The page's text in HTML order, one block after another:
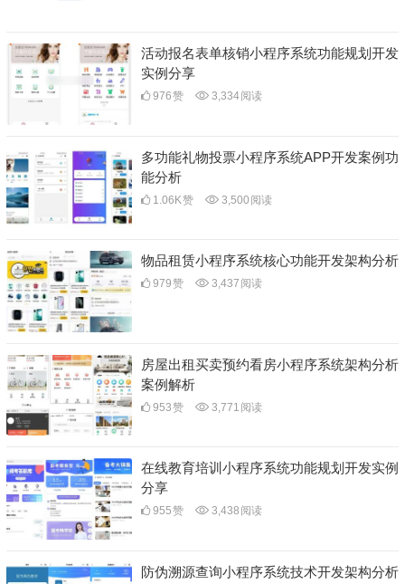
活动报名表单核销小程序系统功能规划开发
实例分享
976赞 3,334阅读
多功能礼物投票小程序系统APP开发案例功
能分析
1.06K赞 3,500 阅读
物品租赁小程序系统核心功能开发架构分析
979赞 3,437 阅读
房屋出租买卖预约看房小程序系统架构分析
案例解析
953赞 3,771 阅读
在线教育培训小程序系统功能规划开发实例
分享
955赞 3,438 阅读
防伪溯源查询小程序系统技术开发架构分析